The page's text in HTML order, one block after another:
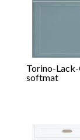
Torino-
softmat